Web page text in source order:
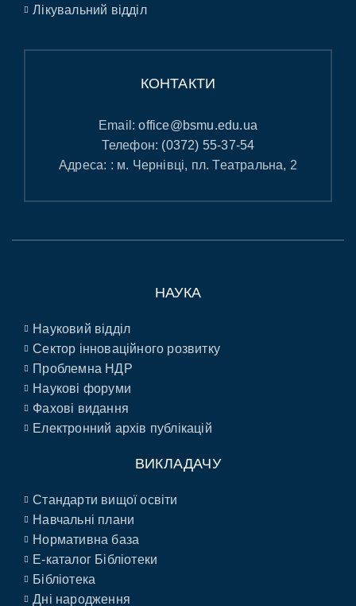
Лікувальний відділ
КОНТАКТИ
Email:office@bsmu.edu.ua
Телефон: (0372) 55-37-54
Адреса: : м. Чернівці, пл. Театральна, 2
НАУКА
Науковий відділ
Сектор інноваційного розвитку
Проблемна НДР
Наукові форуми
Фахові видання
Електронний архів публікацій
ВИКЛАДАЧУ
Стандарти вищої освіти
Навчальні плани
Нормативна база
E-каталог Бібліотеки
Бібліотека
Дні народження